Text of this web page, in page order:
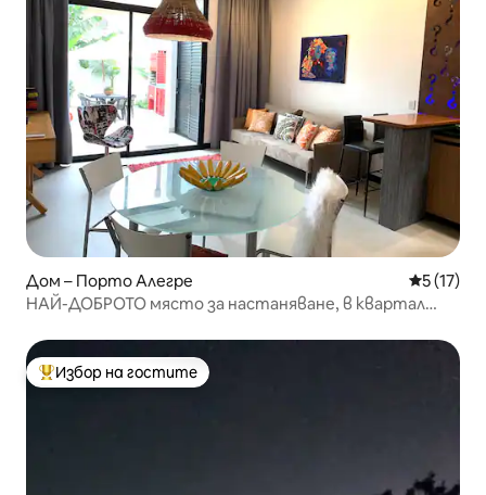
Дом – Порто Алегре Средна
5 (17)
НАЙ-ДОБРОТО място за настаняване, в квартал
Най-популярен избор на гостите
Избор на гостите